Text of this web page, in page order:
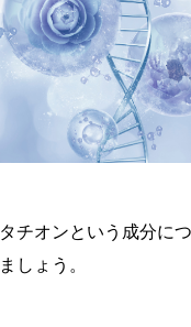
チオンという成分に
しょう。